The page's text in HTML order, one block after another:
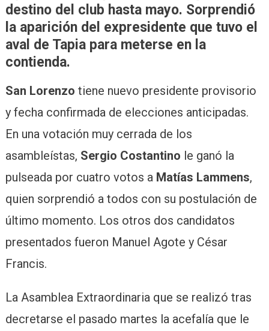
destino del club hasta mayo. Sorprendió
la aparición del expresidente que tuvo el
aval de Tapia para meterse en la
contienda.
San Lorenzo tiene nuevo presidente provisorio
y fecha confirmada de elecciones anticipadas.
En una votación muy cerrada de los
asambleístas, Sergio Costantino le ganó la
pulseada por cuatro votos a Matías Lammens,
quien sorprendió a todos con su postulación de
último momento. Los otros dos candidatos
presentados fueron Manuel Agote y César
Francis.
La Asamblea Extraordinaria que se realizó tras
decretarse el pasado martes la acefalía que le